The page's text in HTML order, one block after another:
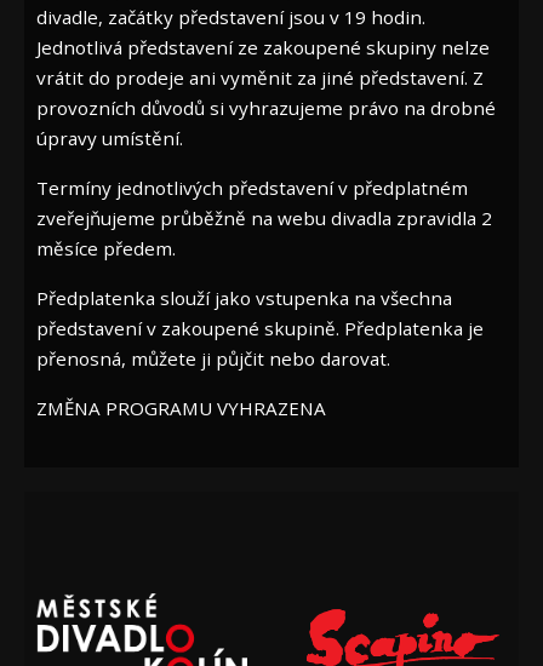
divadle, začátky představení jsou v 19 hodin.
Jednotlivá představení ze zakoupené skupiny nelze
vrátit do prodeje ani vyměnit za jiné představení. Z
provozních důvodů si vyhrazujeme právo na drobné
úpravy umístění.
Termíny jednotlivých představení v předplatném
zveřejňujeme průběžně na webu divadla zpravidla 2
měsíce předem.
Předplatenka slouží jako vstupenka na všechna
představení v zakoupené skupině. Předplatenka je
přenosná, můžete ji půjčit nebo darovat.
ZMĚNA PROGRAMU VYHRAZENA